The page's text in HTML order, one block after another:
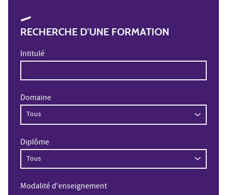
RECHERCHE D'UNE FORMATION
Intitulé
Domaine
Diplôme
Modalité d'enseignement